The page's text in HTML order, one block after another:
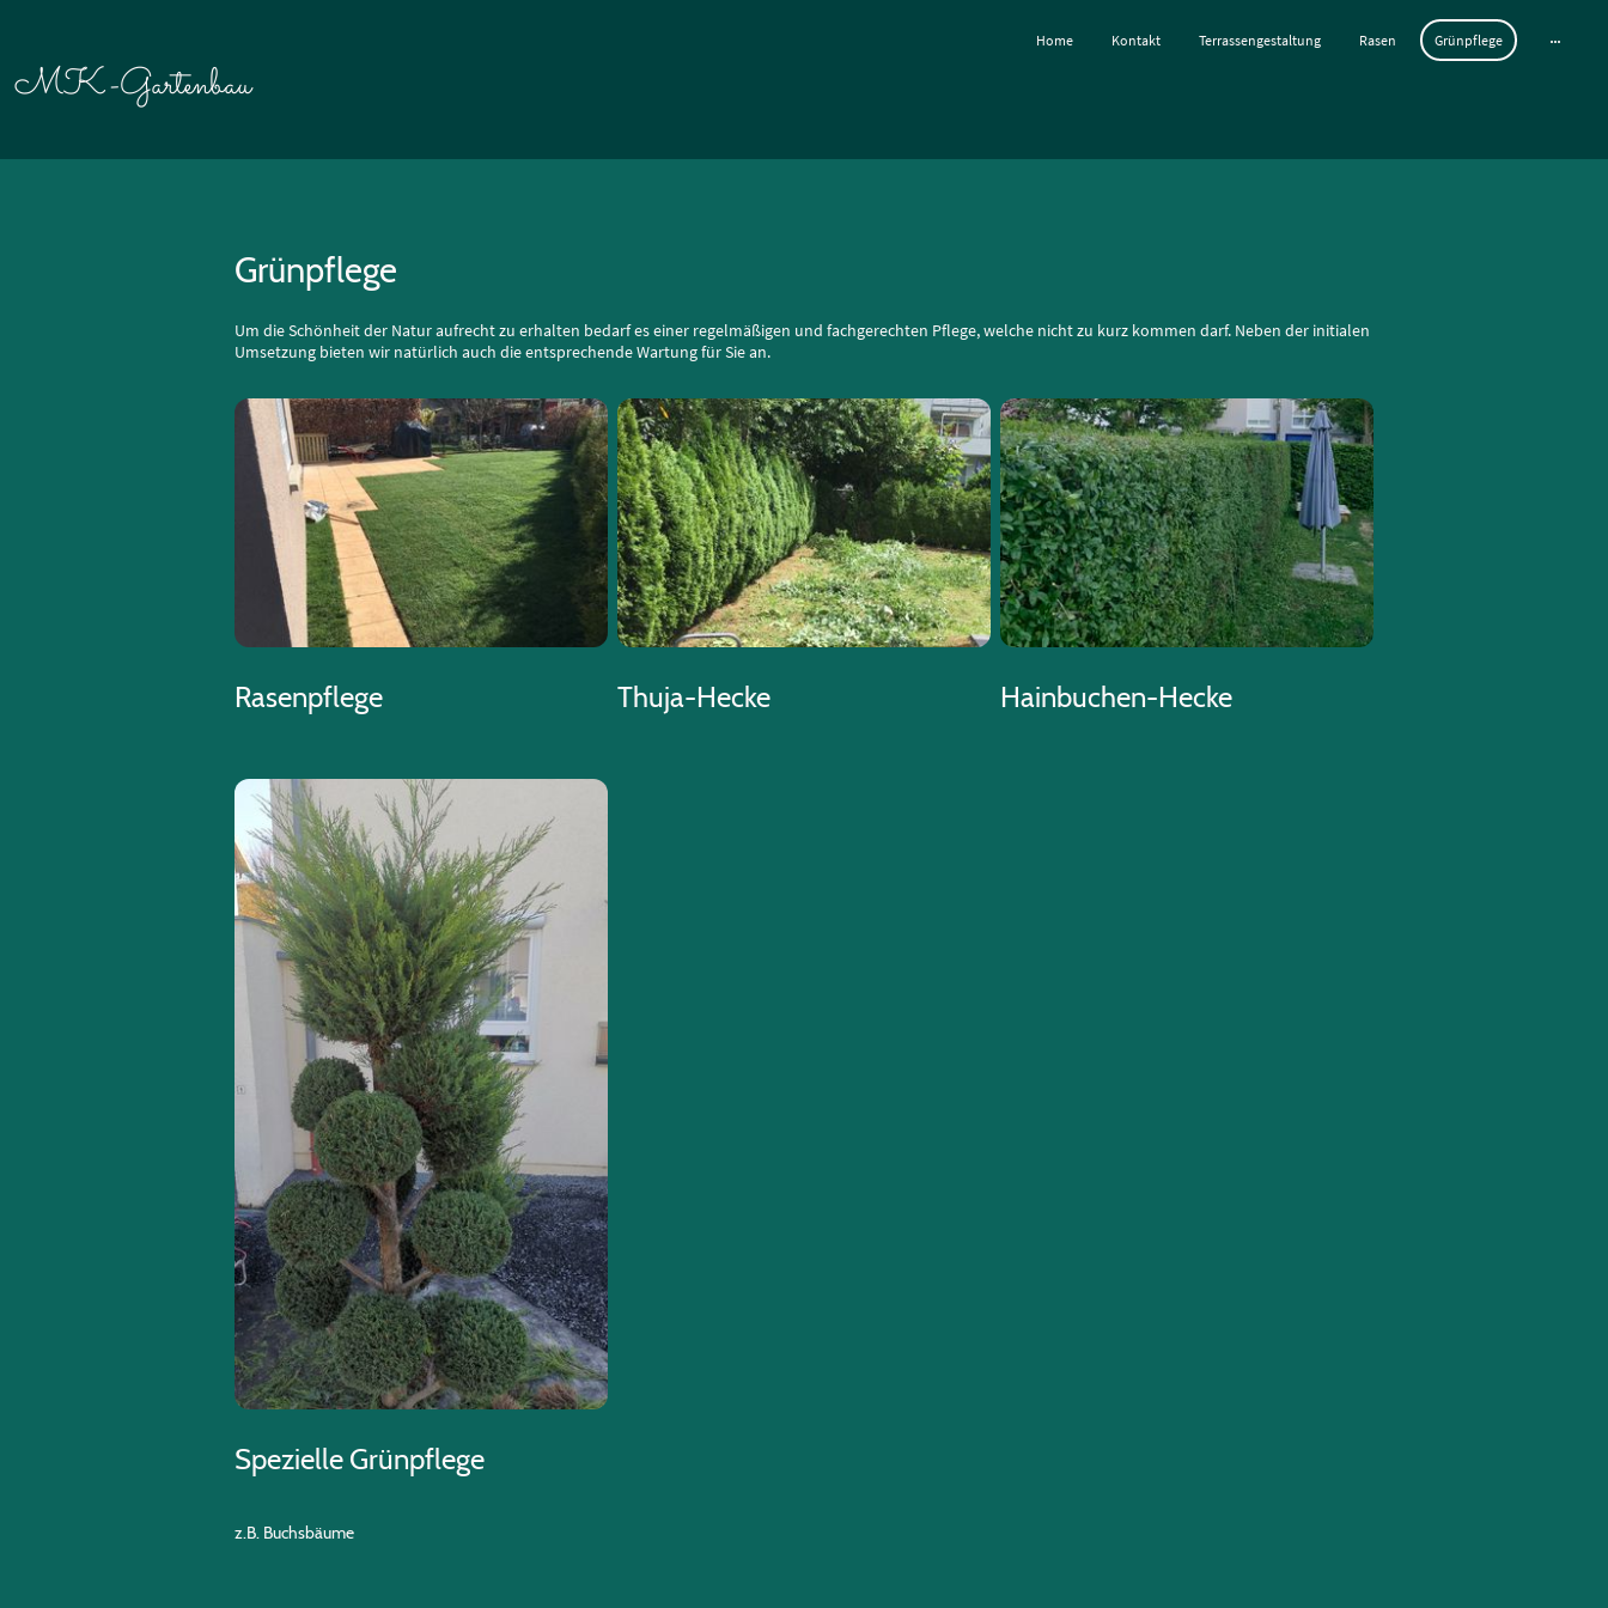
MK-Gartenbau
Home Kontakt Terrassengestaltung Rasen Grünpflege
Grünpflege
Um die Schönheit der Natur aufrecht zu erhalten bedarf es einer regelmäßigen und fachgerechten Pflege, welche nicht zu kurz kommen darf. Neben der initialen
Umsetzung bieten wir natürlich auch die entsprechende Wartung für Sie an.
Rasenpflege Thuja-Hecke Hainbuchen-Hecke
Spezielle Grünpflege
z.B. Buchsbäume